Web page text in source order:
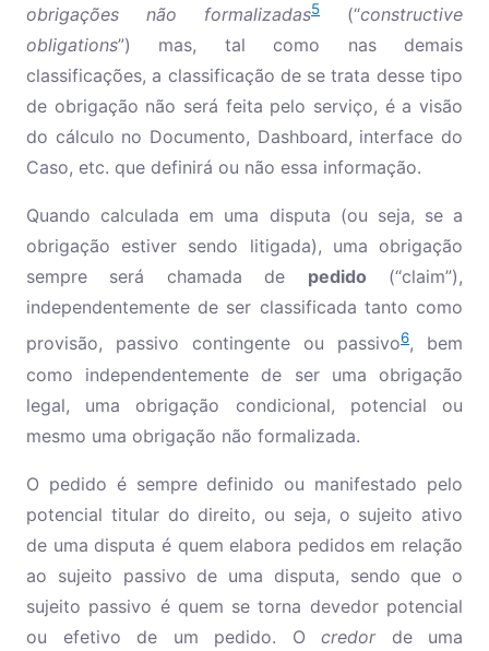
obrigações não formalizadas5 (“constructive
obligations”) mas, tal como nas demais
classificações, a classificação de se trata desse tipo
de obrigação não será feita pelo serviço, é a visão
do cálculo no Documento, Dashboard, interface do
Caso, etc. que definirá ou não essa informação.
Quando calculada em uma disputa (ou seja, se a
obrigação estiver sendo litigada), uma obrigação
sempre será chamada de pedido (“claim”),
independentemente de ser classificada tanto como
provisão, passivo contingente ou passivo6, bem
como independentemente de ser uma obrigação
legal, uma obrigação condicional, potencial ou
mesmo uma obrigação não formalizada.
O pedido é sempre definido ou manifestado pelo
potencial titular do direito, ou seja, o sujeito ativo
de uma disputa é quem elabora pedidos em relação
ao sujeito passivo de uma disputa, sendo que o
sujeito passivo é quem se torna devedor potencial
ou efetivo de um pedido. O credorde uma